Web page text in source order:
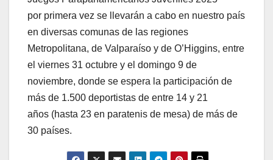
por primera vez se llevarán a cabo en nuestro país
en diversas comunas de las regiones
Metropolitana, de Valparaíso y de O’Higgins, entre
el viernes 31 octubre y el domingo 9 de
noviembre, donde se espera la participación de
más de 1.500 deportistas de entre 14 y 21
años (hasta 23 en paratenis de mesa) de más de
30 países.